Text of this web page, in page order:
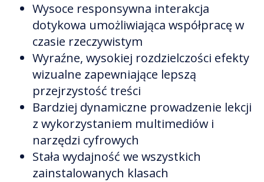
Wysoce responsywna interakcja
dotykowa umożliwiająca współpracę w
czasie rzeczywistym
Wyraźne, wysokiej rozdzielczości efekty
wizualne zapewniające lepszą
przejrzystość treści
Bardziej dynamiczne prowadzenie lekcji
z wykorzystaniem multimediów i
narzędzi cyfrowych
Stała wydajność we wszystkich
zainstalowanych klasach